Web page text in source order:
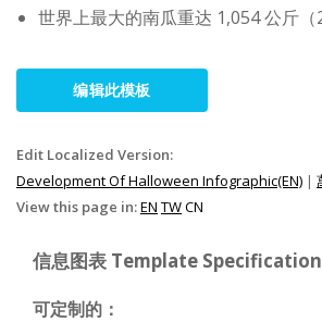
世界上最大的南瓜重达 1,054 公斤（
编辑此模板
Edit Localized Version:
Development Of Halloween Infographic(EN) |
View this page in:EN TWCN
信息图表 Template
可定制的：